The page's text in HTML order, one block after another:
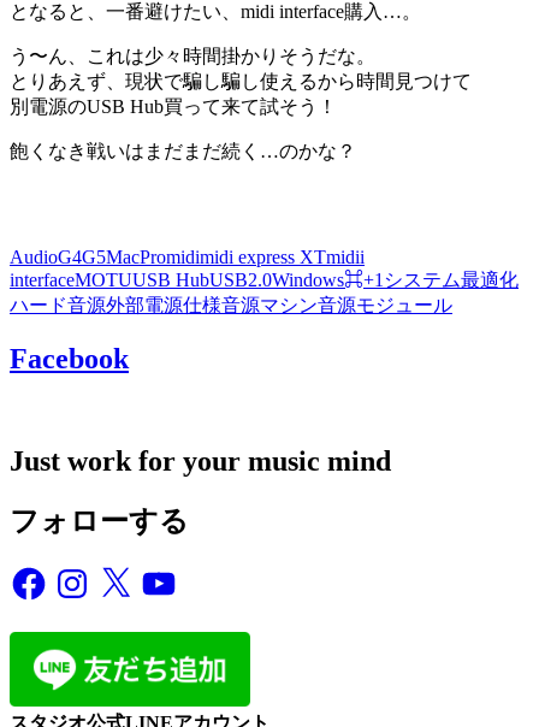
となると、一番避けたい、midi interface購入…。
う〜ん、これは少々時間掛かりそうだな。
とりあえず、現状で騙し騙し使えるから時間見つけて
別電源のUSB Hub買って来て試そう！
飽くなき戦いはまだまだ続く…のかな？
AudioG4G5MacPromidimidi express XTmidii
interfaceMOTUUSB HubUSB2.0Windows⌘+1 システム最適化
ハード音源外部電源仕様音源マシン音源モジュール
Facebook
Just work for your music mind
フォローする
FacebookInstagram
X YouTube
スタジオ公式LINEアカウント